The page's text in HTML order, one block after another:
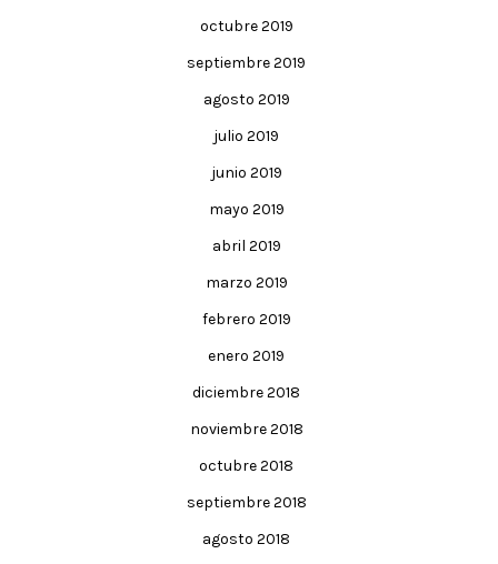
octubre 2019
septiembre 2019
agosto 2019
julio 2019
junio 2019
mayo 2019
abril 2019
marzo 2019
febrero 2019
enero 2019
diciembre 2018
noviembre 2018
octubre 2018
septiembre 2018
agosto 2018